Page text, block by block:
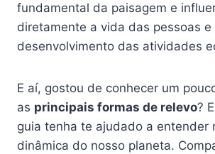
fundamental da paisagem e
diretamente a vida das pessoas e
desenvolvimento das atividades
E aí, gostou de conhecer um
as principais formas de relevo?
guia tenha te ajudado a entender
dinâmica do nosso planeta.